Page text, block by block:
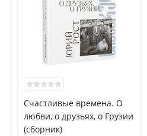
Счастливые времена. О
любви, о друзьях, о Грузии
(сборник)